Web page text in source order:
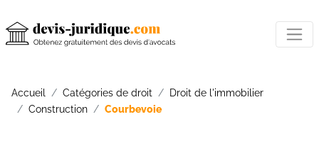
Accueil Catégories de droit
Droit de l'immobilier
Construction
Courbevoie